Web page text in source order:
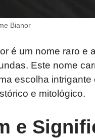
Bianor
é um nome raro e
Este nome
escolha
e mitológico.
e